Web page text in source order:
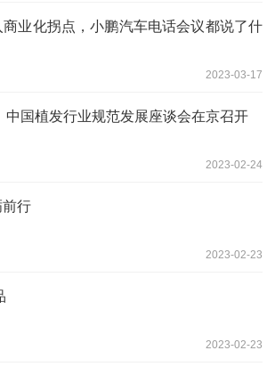
业化拐点，小鹏汽车电话会议都说了什
2023-03-17
中国植发行业规范发展座谈会在京召开
2023-02-24
行
2023-02-23
2023-02-23